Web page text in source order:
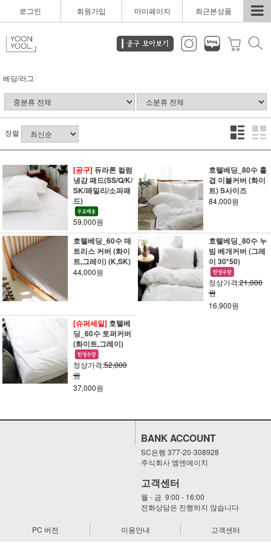
로그인 회원가입 마이페이지 최근본상품
베딩/러그
정렬
[공구]듀라론 컬럼
냉감 패드(SS/Q/K/
SK/패밀리/소파패
드)
59,000원
호텔베딩_80수 홑
겹 이불커버 (화이
트) S사이즈
84,000원
호텔베딩_60수 매
트리스 커버 (화이
트,그레이) (K,SK)
44,000원
호텔베딩_80수 누
빔 베개커버 (그레
이 30*50)
정상가격:21,000
원
16,900원
[슈퍼세일]호텔베
딩_60수 토퍼커버
(화이트,그레이)
정상가격:52,000
원
37,000원
BANK ACCOUNT
SC은행 377-20-308928
주식회사 엠엔에이치
고객센터
월 - 금 9:00 - 16:00
전화상담은 진행하지 않습니다
PC 버전 이용안내 고객센터